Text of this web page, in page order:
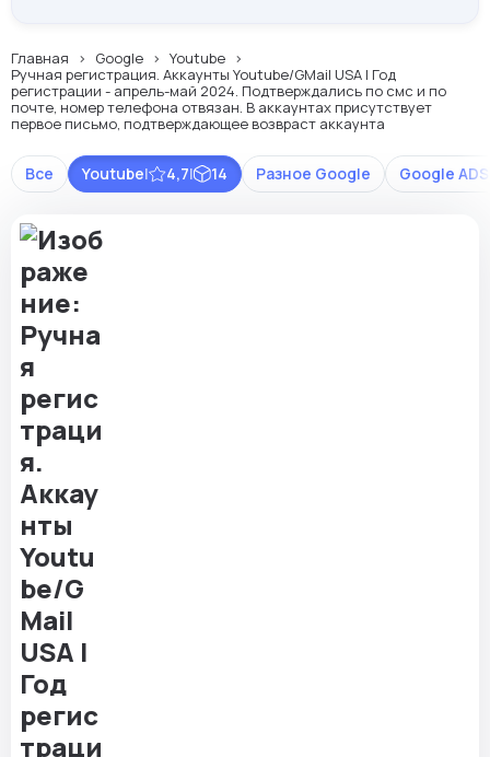
Главная Google
Youtube
Ручная регистрация. Аккаунты Youtube/GMail USA | Год
регистрации - апрель-май 2024. Подтверждались по смс и по
почте, номер телефона отвязан. В аккаунтах присутствует
первое письмо, подтверждающее возвраст аккаунта
Все Разное Google
Youtube| 4,7| 14 Google ADS